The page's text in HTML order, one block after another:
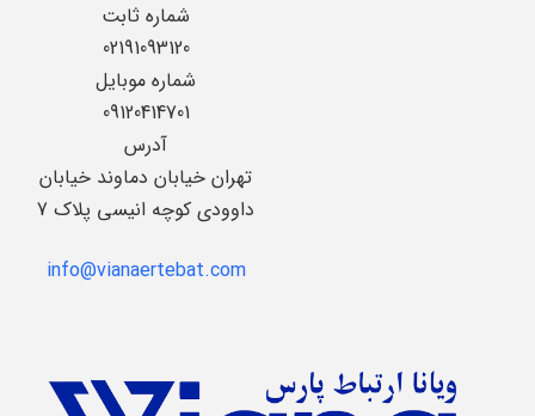
شماره ثابت
02191093120
شماره موبایل
09120414701
آدرس
تهران خیابان دماوند خیابان
داوودی کوچه انیسی پلاک 7
info@vianaertebat.com